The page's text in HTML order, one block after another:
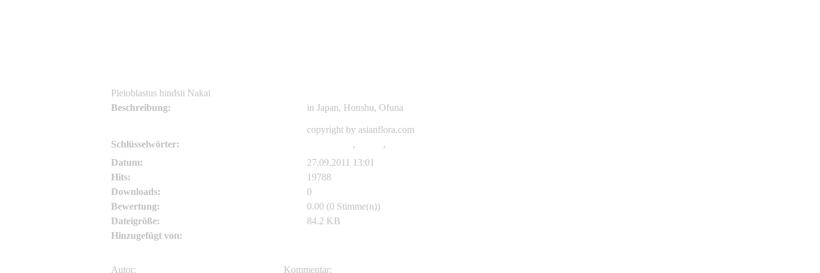
Pleioblastus hindsii Nakai
Beschreibung:
in Japan, Honshu, Ofuna
copyright by asianflora.com
Schlüsselwörter:
, ,
Datum:
27.09.2011 13:01
Hits:
19788
Downloads:
0
Bewertung:
0.00 (0 Stimme(n))
Dateigröße:
84.2 KB
Hinzugefügt von:
Autor: Kommentar: